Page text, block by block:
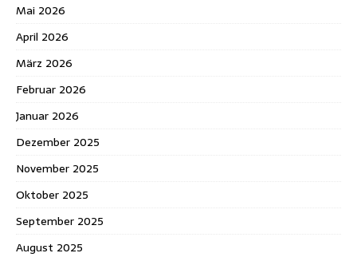
Mai 2026
April 2026
März 2026
Februar 2026
Januar 2026
Dezember 2025
November 2025
Oktober 2025
September 2025
August 2025